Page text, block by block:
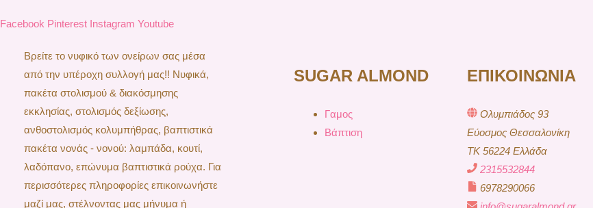
Facebook Pinterest Instagram Youtube
Βρείτε το νυφικό των ονείρων σας μέσα
από την υπέροχη συλλογή μας!! Νυφικά,
πακέτα στολισμού & διακόσμησης
εκκλησίας, στολισμός δεξίωσης,
ανθοστολισμός κολυμπήθρας, βαπτιστικά
πακέτα νονάς - νονού: λαμπάδα, κουτί,
λαδόπανο, επώνυμα βαπτιστικά ρούχα. Για
περισσότερες πληροφορίες επικοινωνήστε
μαζί μας, στέλνοντας μας μήνυμα ή
SUGAR ALMOND
Γαμος
Βάπτιση
ΕΠΙΚΟΙΝΩΝΙΑ
Ολυμπιάδος 93
Εύοσμος Θεσσαλονίκη
TK 56224 Ελλάδα
2315532844
6978290066